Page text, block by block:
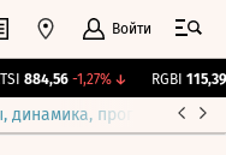
Войти
884,56 -1,27%↓ RGBI 115,39
прогнозы